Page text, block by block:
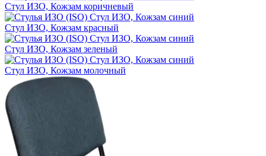
Стул ИЗО, Кожзам коричневый
Стул ИЗО, Кожзам красный
Стул ИЗО, Кожзам зеленый
Стул ИЗО, Кожзам молочный